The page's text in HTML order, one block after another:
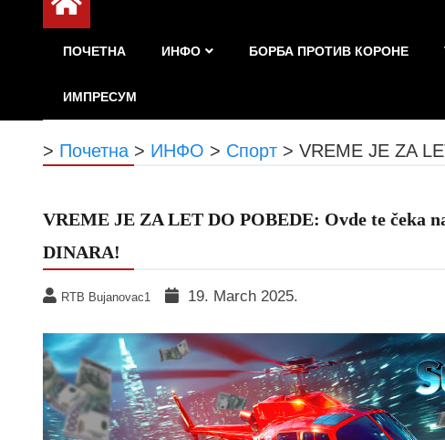
ПОЧЕТНА ИНФО БОРБА ПРОТИВ КОРОНЕ
ИМПРЕСУМ
> Почетна > ИНФО > Спорт > VREME JE ZA
VREME JE ZA LET DO POBEDE: Ovde te čeka
DINARA!
RTB Bujanovac1 19. March 2025.